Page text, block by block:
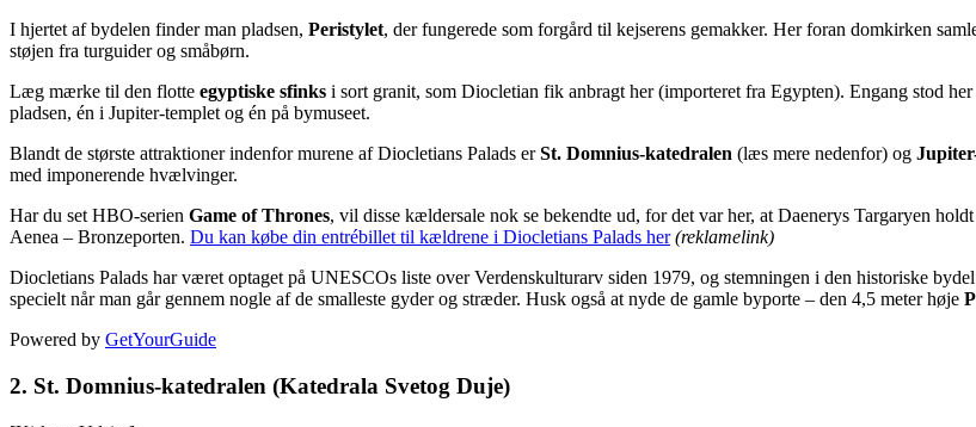
I hjertet af bydelen finder man pladsen, Peristylet, der fungerede som forgård til kejserens gemakker. Her foran domkirken
støjen fra turguider og småbørn.
Læg mærke til den flotte egyptiske sfinks i sort granit, som Diocletian fik anbragt her (importeret fra Egypten). Engang stod
pladsen, én i Jupiter-templet og én på bymuseet.
Blandt de største attraktioner indenfor murene af Diocletians Palads erSt. Domnius-katedralen (læs mere nedenfor) og
med imponerende hvælvinger.
Har du set HBO-serien Game of Thrones, vil disse kældersale nok se bekendte ud, for det var her, at Daenerys Targaryen
Aenea – Bronzeporten. Du kan købe din entrébillet til kældrene i Diocletians Palads her (reklamelink)
Diocletians Palads har været optaget på UNESCOs liste over Verdenskulturarv siden 1979, og stemningen i den historiske
specielt når man går gennem nogle af de smalleste gyder og stræder. Husk også at nyde de gamle byporte – den 4,5 meter høje
Powered by GetYourGuide
2. St. Domnius-katedralen (Katedrala Svetog Duje)